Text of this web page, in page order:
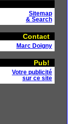
Sitemap
& Search
Contact
Marc Doigny
Pub!
Votre publicité
sur ce site